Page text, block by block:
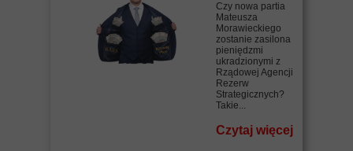
Czy nowa partia
Mateusza
Morawieckiego
zostanie zasilona
pieniędzmi
ukradzionymi z
Rządowej Agencji
Rezerw
Strategicznych?
Takie...
Czytaj więcej